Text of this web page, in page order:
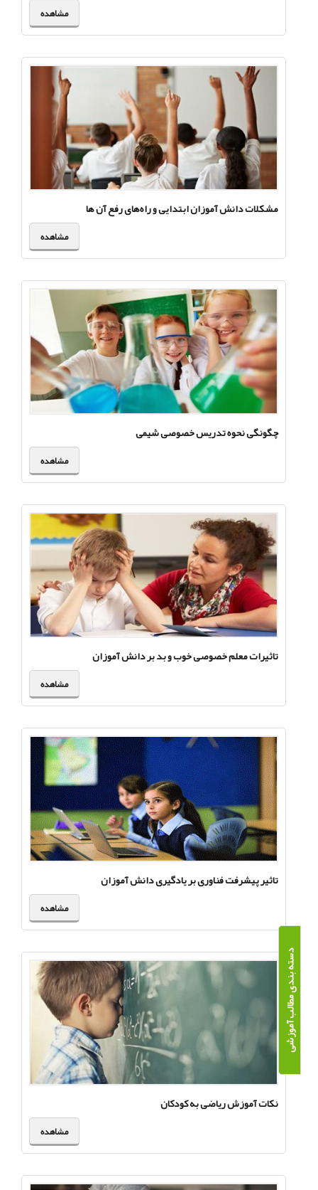
دسته بندی مطالب آموزشی
مشاهده
مشکلات دانش آموزان ابتدایی و راه‌های رفع آن ها
مشاهده
چگونگی نحوه تدریس خصوصی شیمی
مشاهده
تاثیرات معلم خصوصی خوب و بد بر دانش آموزان
مشاهده
تاثیر پیشرفت فناوری بر یادگیری دانش آموزان
مشاهده
نکات آموزش ریاضی به کودکان
مشاهده